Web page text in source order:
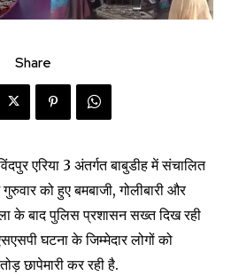
Share
एरिया 3 अंतर्गत बाबुडीह में संचालित
को हुए बमबाजी, गोलीबारी और
के बाद पुलिस प्रशासन सख्त दिख रही
घटना के जिम्मेदार लोगों को
छापेमारी कर रही है.